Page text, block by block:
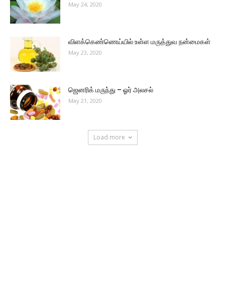
May 24, 2020
விளக்கெண்ணெய்யில் உள்ள மருத்துவ நன்மைகள்
May 23, 2020
ஜெனரிக் மருந்து – ஓர் அலசல்
May 21, 2020
Load more